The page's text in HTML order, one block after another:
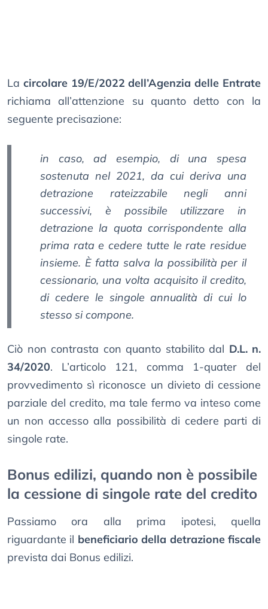
La circolare 19/E/2022 dell’Agenzia delle Entrate
richiama all’attenzione su quanto detto con la
seguente precisazione:
in caso, ad esempio, di una spesa
sostenuta nel 2021, da cui deriva una
detrazione rateizzabile negli anni
successivi, è possibile utilizzare in
detrazione la quota corrispondente alla
prima rata e cedere tutte le rate residue
insieme. È fatta salva la possibilità per il
cessionario, una volta acquisito il credito,
di cedere le singole annualità di cui lo
stesso si compone.
Ciò non contrasta con quanto stabilito dal D.L. n.
34/2020. L’articolo 121, comma 1-quater del
provvedimento sì riconosce un divieto di cessione
parziale del credito, ma tale fermo va inteso come
un non accesso alla possibilità di cedere parti di
singole rate.
Bonus edilizi, quando non è possibile
la cessione di singole rate del credito
Passiamo ora alla prima ipotesi, quella
riguardante il beneficiario della detrazione fiscale
prevista dai Bonus edilizi.